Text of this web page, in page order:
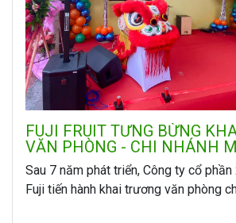
FUJI FRUIT TƯNG BỪNG
VĂN PHÒNG - CHI NHÁNH
Sau 7 năm phát triển, Công ty cổ
Fuji tiến hành khai trương văn phòng